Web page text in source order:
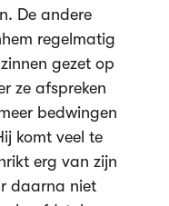
De andere
regelmatig
gezet op
ze afspreken
bedwingen
komt veel te
erg van zijn
daarna niet